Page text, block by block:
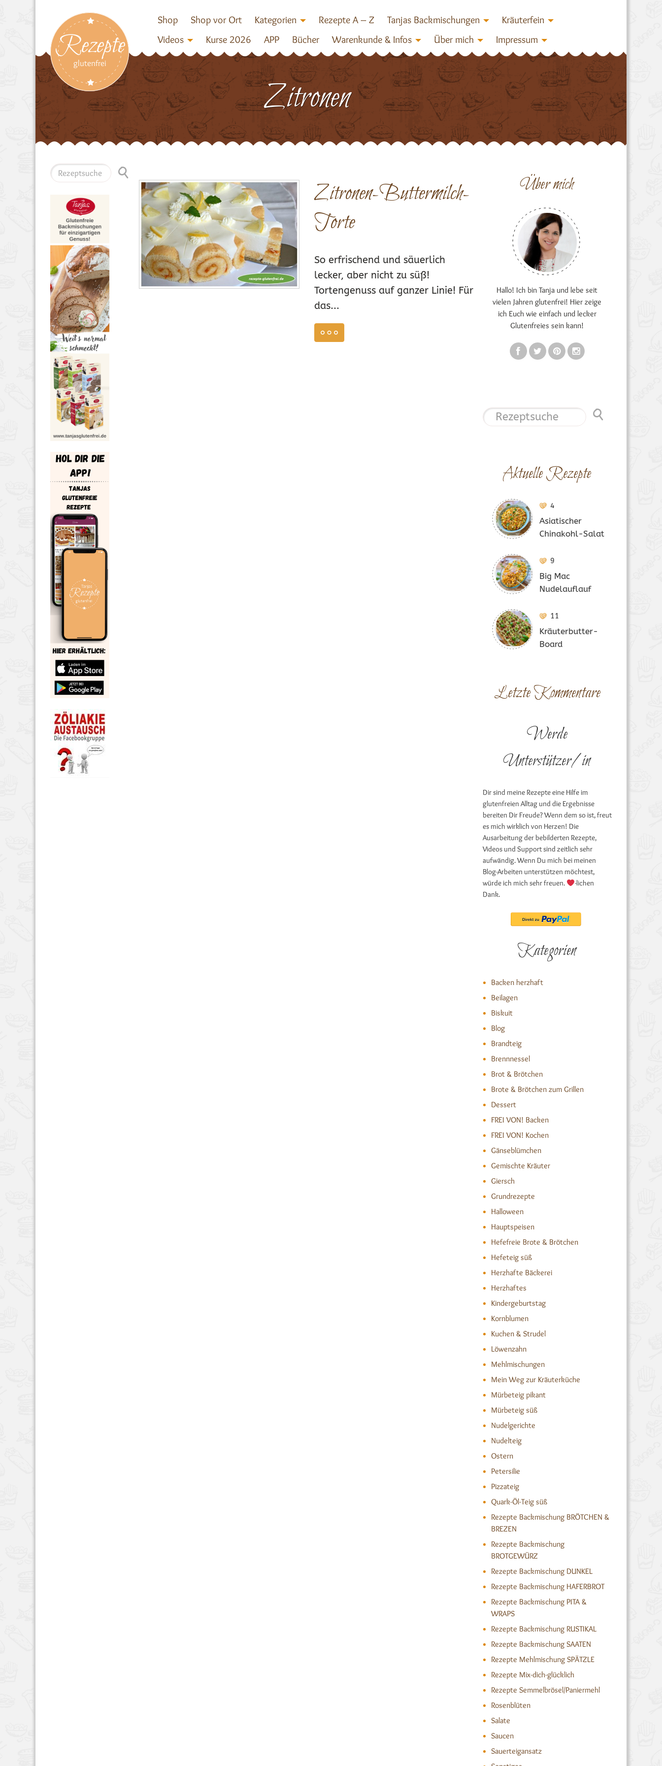
Rezepte
glutenfrei
Shop Shop vor Ort Kategorien Rezepte A – Z Tanjas Backmischungen
Kräuterfein
Videos
Kurse 2026 APP Bücher Warenkunde & Infos Über mich Impressum
Zitronen
Zitronen-Buttermilch-
Torte
So erfrischend und säuerlich
lecker, aber nicht zu süß!
Tortengenuss auf ganzer Linie! Für
das...
Über mich
Hallo! Ich bin Tanja und lebe seit
vielen Jahren glutenfrei! Hier zeige
ich Euch wie einfach und lecker
Glutenfreies sein kann!
Aktuelle Rezepte
4
Asiatischer
Chinakohl-Salat
9
Big Mac
Nudelauflauf
11
Kräuterbutter-
Board
Letzte Kommentare
Werde
Unterstützer/in
Dir sind meine Rezepte eine Hilfe im
glutenfreien Alltag und die Ergebnisse
bereiten Dir Freude? Wenn dem so ist, freut
es mich wirklich von Herzen! Die
Ausarbeitung der bebilderten Rezepte,
Videos und Support sind zeitlich sehr
aufwändig. Wenn Du mich bei meinen
Blog-Arbeiten unterstützen möchtest,
würde ich mich sehr freuen.
-lichen
Dank.
Kategorien
Backen herzhaft
Beilagen
Biskuit
Blog
Brandteig
Brennnessel
Brot & Brötchen
Brote & Brötchen zum Grillen
Dessert
FREI VON! Backen
FREI VON! Kochen
Gänseblümchen
Gemischte Kräuter
Giersch
Grundrezepte
Halloween
Hauptspeisen
Hefefreie Brote & Brötchen
Hefeteig süß
Herzhafte Bäckerei
Herzhaftes
Kindergeburtstag
Kornblumen
Kuchen & Strudel
Löwenzahn
Mehlmischungen
Mein Weg zur Kräuterküche
Mürbeteig pikant
Mürbeteig süß
Nudelgerichte
Nudelteig
Ostern
Petersilie
Pizzateig
Quark-Öl-Teig süß
Rezepte Backmischung BRÖTCHEN &
BREZEN
Rezepte Backmischung
BROTGEWÜRZ
Rezepte Backmischung DUNKEL
Rezepte Backmischung HAFERBROT
Rezepte Backmischung PITA &
WRAPS
Rezepte Backmischung RUSTIKAL
Rezepte Backmischung SAATEN
Rezepte Mehlmischung SPÄTZLE
Rezepte Mix-dich-glücklich
Rezepte Semmelbrösel/Paniermehl
Rosenblüten
Salate
Saucen
Sauerteigansatz